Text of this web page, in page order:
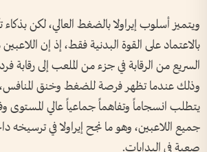
ويتميز أسلوب إيراولا بالضغط العالي، لكن
بالاعتماد على القوة البدنية فقط، إذ إن
السريع من الرقابة في جزء من الملعب إلى رقابة
وذلك عندما تظهر فرصة للضغط وخنق
يتطلب انسجاماً وتفاهماً جماعياً عالي المستوى
جميع اللاعبين، وهو ما نجح إيراولا في ترسيخه